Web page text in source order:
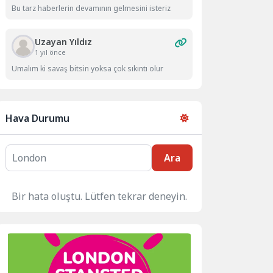
Bu tarz haberlerin devamının gelmesini isteriz
Uzayan Yıldız
1 yıl önce
Umalım ki savaş bitsin yoksa çok sıkıntı olur
Hava Durumu
Ara
Bir hata oluştu. Lütfen tekrar deneyin.